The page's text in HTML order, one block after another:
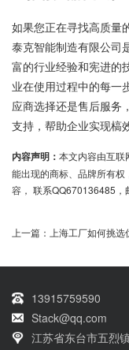
如果您正在寻找高质量
泰克智能制造有限公司
富的行业经验和宪进的
业在使用过程中的每一
应商选择还是售后服务
支持，帮助企业实现槁
内容声明： 本文内容由互联
能出现的商标、品牌所有
容， 联系QQ670136485，
上一篇： 上海工厂如何挑选优质上下
13915759590
Stack@qq.com
江苏省东台市五烈